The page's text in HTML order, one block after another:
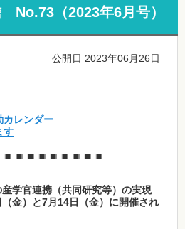
No.73（2023年6月号）
公開日 2023年06月26日
カレンダー
す
学官連携（共同研究等）の実現
金）と7月14日（金）に開催され